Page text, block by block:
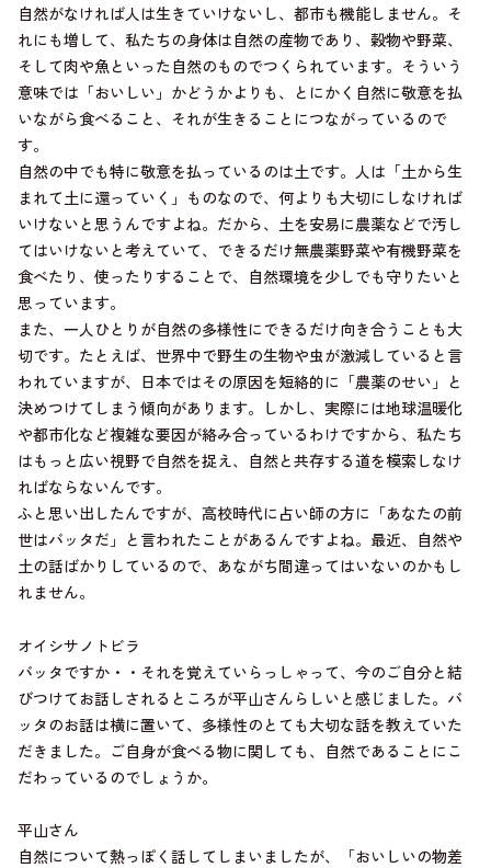
自然がなければ人は生きていけないし、都市も機能しません。そ
れにも増して、私たちの身体は自然の産物であり、穀物や野菜、
そして肉や魚といった自然のものでつくられています。そういう
意味では「おいしい」かどうかよりも、とにかく自然に敬意を払
いながら食べること、それが生きることにつながっているので
す。
自然の中でも特に敬意を払っているのは土です。人は「土から生
まれて土に還っていく」ものなので、何よりも大切にしなければ
いけないと思うんですよね。だから、土を安易に農薬などで汚し
てはいけないと考えていて、できるだけ無農薬野菜や有機野菜を
食べたり、使ったりすることで、自然環境を少しでも守りたいと
思っています。
また、一人ひとりが自然の多様性にできるだけ向き合うことも大
切です。たとえば、世界中で野生の生物や虫が激減していると言
われていますが、日本ではその原因を短絡的に「農薬のせい」と
決めつけてしまう傾向があります。しかし、実際には地球温暖化
や都市化など複雑な要因が絡み合っているわけですから、私たち
はもっと広い視野で自然を捉え、自然と共存する道を模索しなけ
ればならないんです。
ふと思い出したんですが、高校時代に占い師の方に「あなたの前
世はバッタだ」と言われたことがあるんですよね。最近、自然や
土の話ばかりしているので、あながち間違ってはいないのかもし
れません。
オイシサノトビラ
バッタですか・・それを覚えていらっしゃって、今のご自分と結
びつけてお話しされるところが平山さんらしいと感じました。バ
ッタのお話は横に置いて、多様性のとても大切な話を教えていた
だきました。ご自身が食べる物に関しても、自然であることにこ
だわっているのでしょうか。
平山さん
自然について熱っぽく話してしまいましたが、「おいしいの物差